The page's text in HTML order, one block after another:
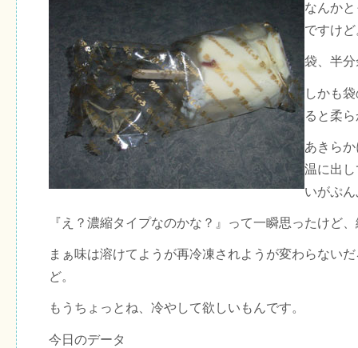
なんか
ですけど
袋、半
しかも
ると柔
あきら
温に出
いがぷ
『え？濃縮タイプなのかな？』って一瞬思ったけど
まぁ味は溶けてようが再冷凍されようが変わらない
ど。
もうちょっとね、冷やして欲しいもんです。
今日のデータ